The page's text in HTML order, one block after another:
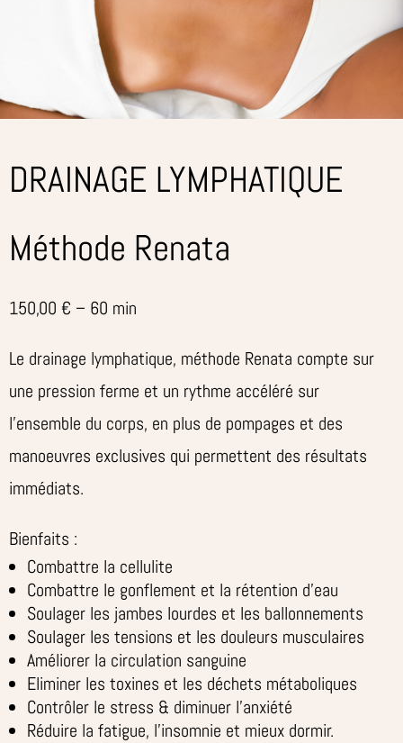
DRAINAGE LYMPHATIQUE
Méthode Renata
150,00 € – 60 min
Le drainage lymphatique, méthode Renata compte sur
une pression ferme et un rythme accéléré sur
l’ensemble du corps, en plus de pompages et des
manoeuvres exclusives qui permettent des résultats
immédiats.
Bienfaits :
Combattre la cellulite
Combattre le gonflement et la rétention d’eau
Soulager les jambes lourdes et les ballonnements
Soulager les tensions et les douleurs musculaires
Améliorer la circulation sanguine
Eliminer les toxines et les déchets métaboliques
Contrôler le stress & diminuer l’anxiété
Réduire la fatigue, l’insomnie et mieux dormir.